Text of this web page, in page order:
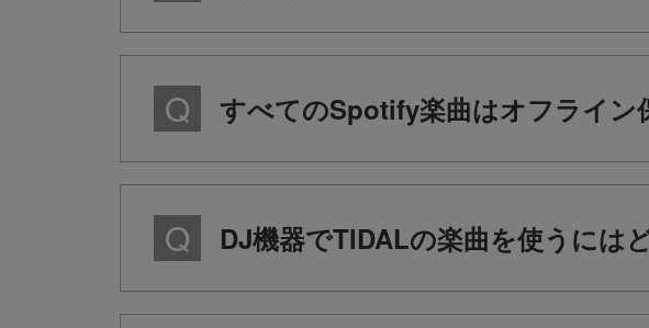
すべてのSpotify楽曲はオフライン
DJ機器でTIDALの楽曲を使うには